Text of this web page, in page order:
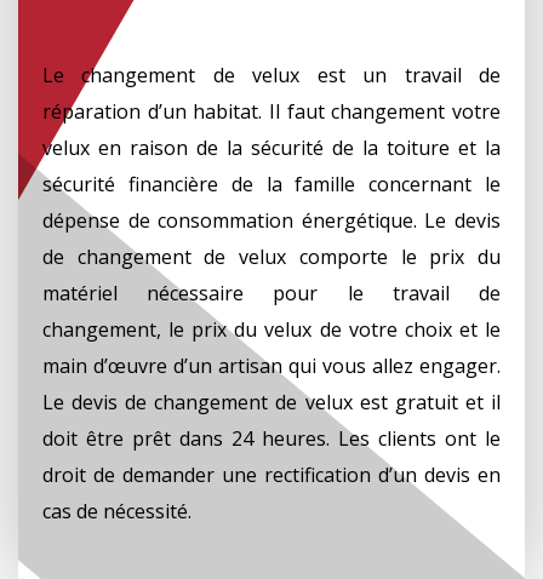
Le changement de velux est un travail de
réparation d’un habitat. Il faut changement votre
velux en raison de la sécurité de la toiture et la
sécurité financière de la famille concernant le
dépense de consommation énergétique. Le devis
de changement de velux comporte le prix du
matériel nécessaire pour le travail de
changement, le prix du velux de votre choix et le
main d’œuvre d’un artisan qui vous allez engager.
Le devis de changement de velux est gratuit et il
doit être prêt dans 24 heures. Les clients ont le
droit de demander une rectification d’un devis en
cas de nécessité.